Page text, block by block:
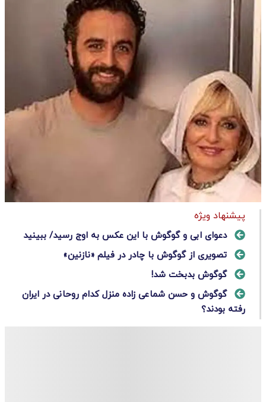
پیشنهاد ویژه
دعوای ابی و گوگوش با این عکس به اوج رسید/ ببینید
تصویری از گوگوش با چادر در فیلم «نازنین»
گوگوش بدبخت شد!
گوگوش و حسن شماعی زاده منزل کدام روحانی در ایران
رفته بودند؟